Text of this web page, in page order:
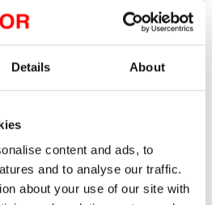
Details About
content and ads, to
and to analyse our traffic.
about your use of our site with
Vergelijk dit product
Bestel